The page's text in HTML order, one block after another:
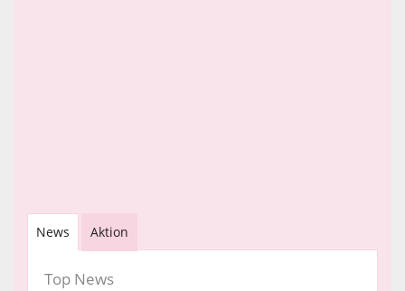
News Aktion
Top News